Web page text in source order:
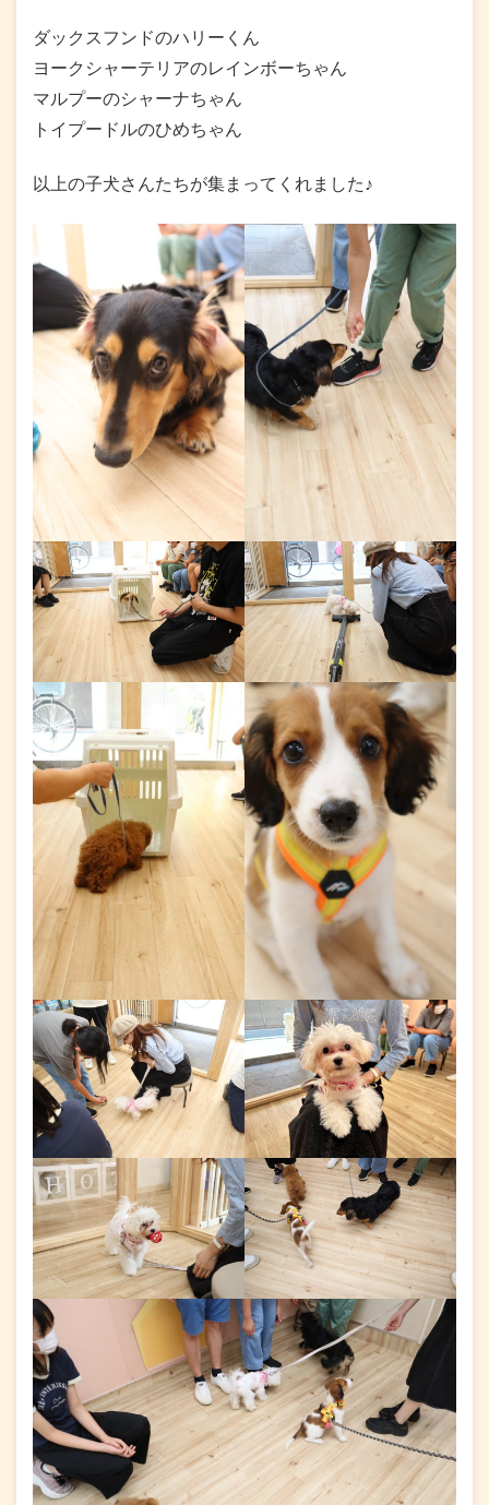
ダックスフンドのハリーくん
ヨークシャーテリアのレインボーちゃん
マルプーのシャーナちゃん
トイプードルのひめちゃん
以上の子犬さんたちが集まってくれました♪